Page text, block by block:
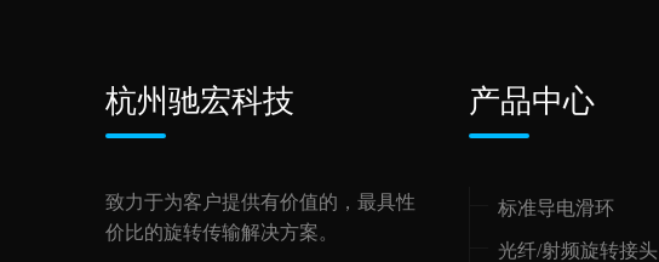
杭州驰宏科技
致力于为客户提供有价值的，最具性
价比的旋转传输解决方案。
产品中心
标准导电滑环
光纤/射频旋转接头